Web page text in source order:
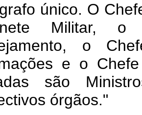
único. O
Militar,
o
e o
são
órgãos."